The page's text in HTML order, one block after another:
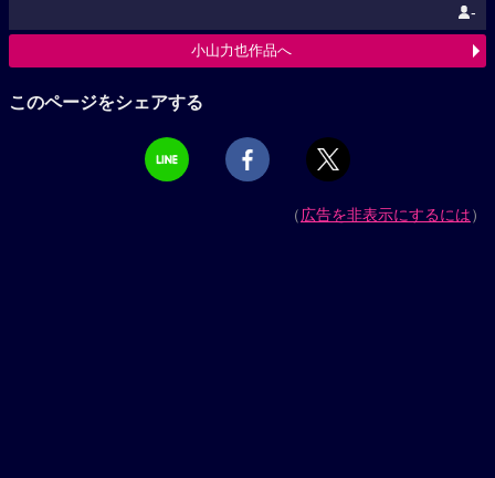
-
小山力也作品へ
このページをシェアする
（広告を非表示にするには）